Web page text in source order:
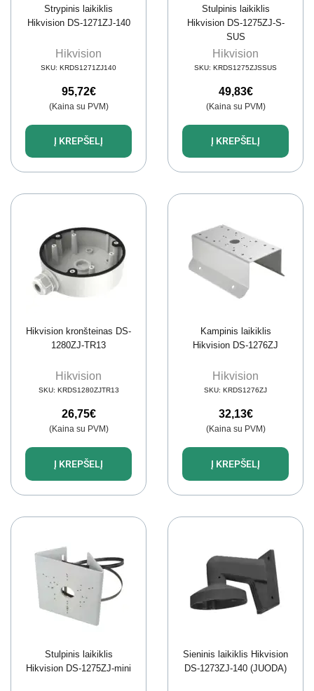
Strypinis laikiklis
Hikvision DS-1271ZJ-140
Hikvision
SKU: KRDS1271ZJ140
95,72€
(Kaina su PVM)
Į KREPŠELĮ
Stulpinis laikiklis
Hikvision DS-1275ZJ-S-
SUS
Hikvision
SKU: KRDS1275ZJSSUS
49,83€
(Kaina su PVM)
Į KREPŠELĮ
Hikvision kronšteinas DS-
1280ZJ-TR13
Hikvision
SKU: KRDS1280ZJTR13
26,75€
(Kaina su PVM)
Į KREPŠELĮ
Kampinis laikiklis
Hikvision DS-1276ZJ
Hikvision
SKU: KRDS1276ZJ
32,13€
(Kaina su PVM)
Į KREPŠELĮ
Stulpinis laikiklis
Hikvision DS-1275ZJ-mini
Sieninis laikiklis Hikvision
DS-1273ZJ-140 (JUODA)